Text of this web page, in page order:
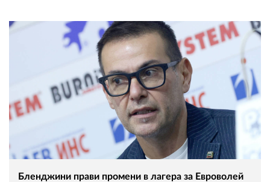
Бленджини прави промени в лагера за Евроволей